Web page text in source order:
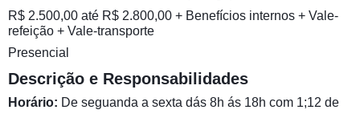
R$ 2.500,00 até R$ 2.800,00 + Benefícios internos + Vale-
refeição + Vale-transporte
Presencial
Descrição e Responsabilidades
Horário: De seguanda a sexta dás 8h ás 18h com 1;12 de